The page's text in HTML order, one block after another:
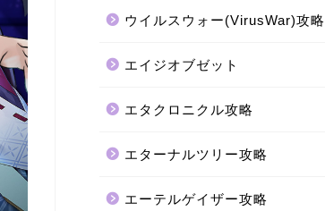
ウイルスウォー(VirusWar)攻略
エイジオブゼット
エタクロニクル攻略
エターナルツリー攻略
エーテルゲイザー攻略